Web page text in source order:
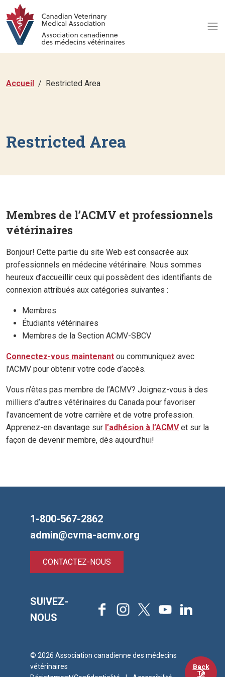
Accueil Restricted Area
Restricted Area
Membres de l’ACMV et professionnels
vétérinaires
Bonjour! Cette partie du site Web est consacrée aux
professionnels en médecine vétérinaire. Nous sommes
heureux d’accueillir ceux qui possèdent des identifiants de
connexion attribués aux catégories suivantes :
Membres
Étudiants vétérinaires
Membres de la Section ACMV-SBCV
Connectez-vous maintenant ou communiquez avec
l’ACMV pour obtenir votre code d’accès.
Vous n’êtes pas membre de l’ACMV? Joignez-vous à des
milliers d’autres vétérinaires du Canada pour favoriser
l’avancement de votre carrière et de votre profession.
Apprenez-en davantage sur l’adhésion à l’ACMVet sur la
façon de devenir membre, dès aujourd’hui!
Back
To
1-800-567-2862
admin@cvma-acmv.org
CONTACTEZ-NOUS
SUIVEZ-
NOUS
FacebookInstagram
X YoutubeLinkedIn
© 2026 Association canadienne des médecins
vétérinaires